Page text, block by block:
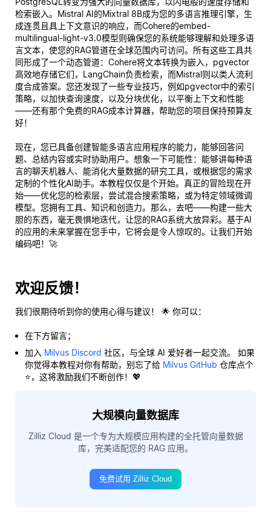
检索嵌入。Mistral AI的Mixtral 8B成为您的多语言推理引擎，生
成连贯且具上下文意识的响应，而Cohere的embed-
multilingual-light-v3.0模型则确保您的系统能够理解和处理多语
言文本，使您的RAG管道在全球范围内可访问。所有这些工具共
同形成了一个动态管道：Cohere将文本转换为嵌入，pgvector
高效地存储它们，LangChain负责检索，而Mistral则以类人流利
度合成答案。您还发现了一些专业技巧，例如pgvector中的索引
策略，以加快查询速度，以及分块优化，以平衡上下文和性能
——还有那个免费的RAG成本计算器，帮助您的项目保持预算友
好！
现在，您已具备创建智能多语言应用程序的能力，能够回答问
题、总结内容或实时协助用户。想象一下可能性：能够讲每种语
言的聊天机器人、能消化大量数据的研究工具，或根据您的需求
定制的个性化AI助手。本教程仅仅是个开始。真正的冒险现在开
始——优化您的检索层，尝试混合搜索策略，或为特定领域微调
模型。您拥有工具、知识和创造力。那么，去吧——构建一些大
胆的东西，毫无畏惧地迭代，让您的RAG系统大放异彩。基于AI
的应用的未来掌握在您手中，它将会是令人惊叹的。让我们开始
编码吧！🚀
欢迎反馈！
我们很期待听到你的使用心得与建议！ 🌟 你可以：
在下方留言；
加入 Milvus Discord 社区，与全球 AI 爱好者一起交流。 如果
你觉得本教程对你有帮助，别忘了给 Milvus GitHub 仓库点个
⭐，这将激励我们不断创作！💖
大规模向量数据库
Zilliz Cloud 是一个专为大规模应用构建的全托管向量数据
库，完美适配您的 RAG 应用。
免费试用 Zilliz Cloud